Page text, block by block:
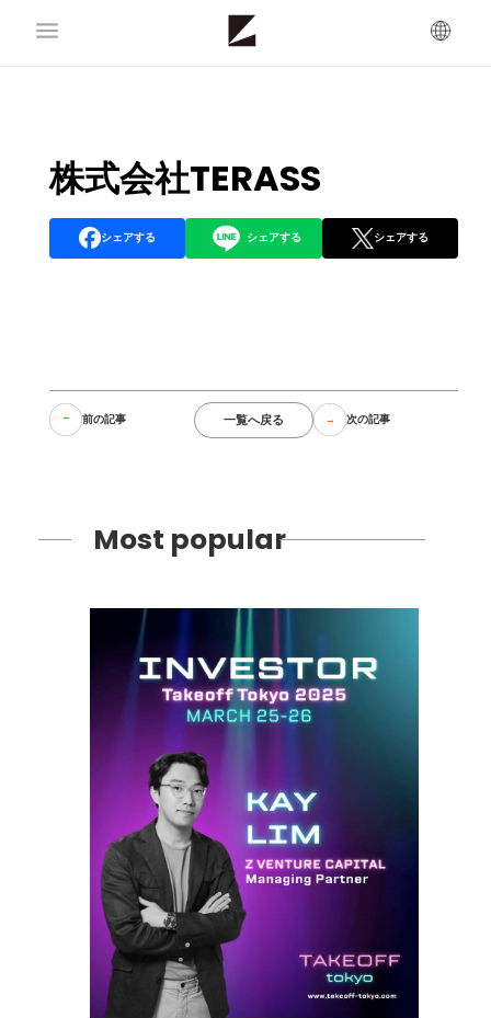
株式会社TERASS
シェアする シェアする シェアする
前の記事 一覧へ戻る 次の記事
Most popular